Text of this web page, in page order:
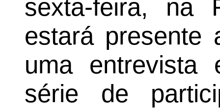
sexta-feira, na
estará presente
uma entrevista
série de